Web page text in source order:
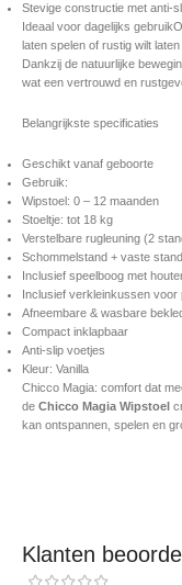
Stevige constructie met anti-
Ideaal voor dagelijks
laten spelen of rustig wilt
Dankzij de natuurlijke
wat een vertrouwd en
Belangrijkste specificaties
Geschikt vanaf geboorte
Gebruik:
Wipstoel: 0 – 12 maanden
Stoeltje: tot 18 kg
Verstelbare rugleuning (2
Schommelstand + vaste stand
Inclusief speelboog met
Inclusief verkleinkussen voor
Afneembare & wasbare
Compact inklapbaar
Anti-slip voetjes
Kleur: Vanilla
Chicco Magia: comfort dat
de Chicco Magia Wipstoel
kan ontspannen, spelen en
Klanten